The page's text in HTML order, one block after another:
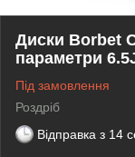
Диски Borbet
параметри
Під замовлення
Роздріб
Відправка з 14